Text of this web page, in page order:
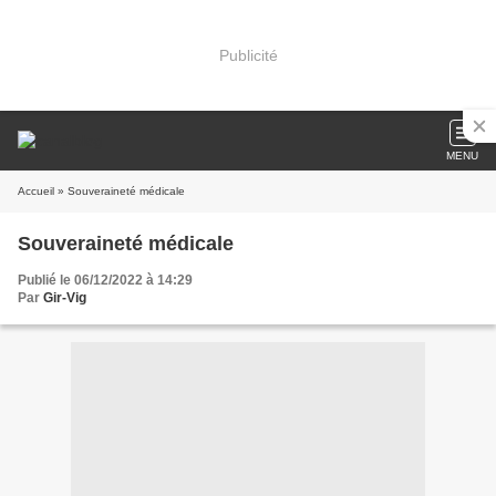
Publicité
MENU
Accueil » Souveraineté médicale
Souveraineté médicale
Publié le 06/12/2022 à 14:29
Par Gir-Vig